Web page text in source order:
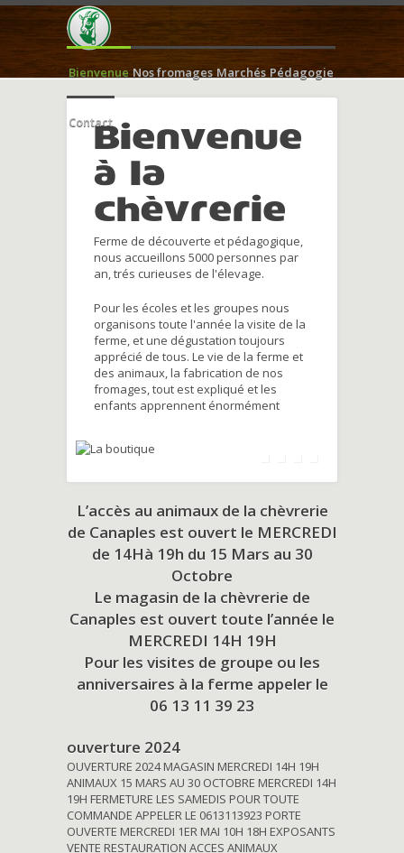
Bienvenue Nos fromages Marchés Pédagogie
ContactBienvenue
à la
chèvrerie
Ferme de découverte et pédagogique,
nous accueillons 5000 personnes par
an, trés curieuses de l'élevage.
Pour les écoles et les groupes nous
organisons toute l'année la visite de la
ferme, et une dégustation toujours
apprécié de tous. Le vie de la ferme et
des animaux, la fabrication de nos
fromages, tout est expliqué et les
enfants apprennent énormément
L’accès au animaux de la chèvrerie
de Canaples est ouvert le MERCREDI
de 14Hà 19h du 15 Mars au 30
Octobre
Le magasin de la chèvrerie de
Canaples est ouvert toute l’année le
MERCREDI 14H 19H
Pour les visites de groupe ou les
anniversaires à la ferme appeler le
06 13 11 39 23
ouverture 2024
OUVERTURE 2024 MAGASIN MERCREDI 14H 19H
ANIMAUX 15 MARS AU 30 OCTOBRE MERCREDI 14H
19H FERMETURE LES SAMEDIS POUR TOUTE
COMMANDE APPELER LE 0613113923 PORTE
OUVERTE MERCREDI 1ER MAI 10H 18H EXPOSANTS
VENTE RESTAURATION ACCES ANIMAUX